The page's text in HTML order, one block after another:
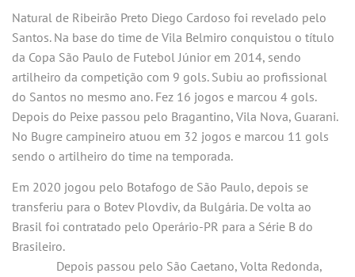
Natural de Ribeirão Preto Diego Cardoso foi revelado pelo
Santos. Na base do time de Vila Belmiro conquistou o título
da Copa São Paulo de Futebol Júnior em 2014, sendo
artilheiro da competição com 9 gols. Subiu ao profissional
do Santos no mesmo ano. Fez 16 jogos e marcou 4 gols.
Depois do Peixe passou pelo Bragantino, Vila Nova, Guarani.
No Bugre campineiro atuou em 32 jogos e marcou 11 gols
sendo o artilheiro do time na temporada.
Em 2020 jogou pelo Botafogo de São Paulo, depois se
transferiu para o Botev Plovdiv, da Bulgária. De volta ao
Brasil foi contratado pelo Operário-PR para a Série B do
Brasileiro.
Depois passou pelo São Caetano, Volta Redonda,